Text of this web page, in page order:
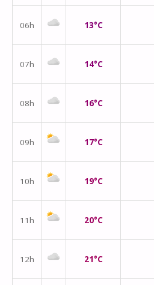
06h 13°C
07h 14°C
08h 16°C
09h 17°C
10h 19°C
11h 20°C
12h 21°C